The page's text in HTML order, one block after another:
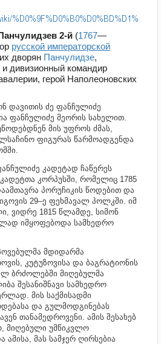
2-й (1767—
русской императорской
дворян Панчулидзе,
дивизионный командир
герой Наполеоновских
დავითის ძე ფანჩულიძე
ფანჩულიძე მეორის სახელით.
მის უფროს ძმას,
ფიგურას წარმოადგენდა
კადეტად ჩაწერეს
კორპუსში, რომელიც 1785
პორუჩიკის წოდებით და
29–ე ფეხმავალ პოლკში. იმ
ვიდრე 1815 წლამდე, სიმონ
იმყოფებოდა სამხედრო
მდიდარმა
კუტუზოვისა და ბაგრატიონის
ბრძოლებში მიღებულმა
შესანიშნავი სამხედრო
მის საქმისადმი
და გულმოდგინებას
თანამედროვენი. ამის შესახებ
მიღებული უმწიკვლო
ამისა, მას სამჯერ ღირსებია